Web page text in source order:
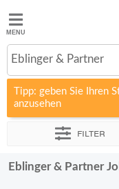
Jobted
Jobs
Gehalt
Eblinger & Partner
Tipp: geben Sie Ihren
anzusehen
Filter
Sortieren nach
Eblinger & Partner